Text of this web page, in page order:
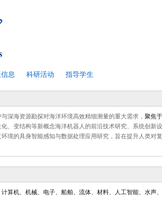
息 科研活动 指导学生
深海资源勘探对海洋环境高效精细测量的重大需求， 聚焦
、变结构等新概念海洋机器人的前沿技术研究、系统创新
境的具身智能感知与数据处理应用研究，旨在提升人类对
算机、机械、 电子、 船舶、流体、材料、人工智能、水声